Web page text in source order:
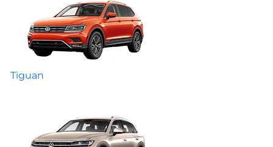
Tiguan